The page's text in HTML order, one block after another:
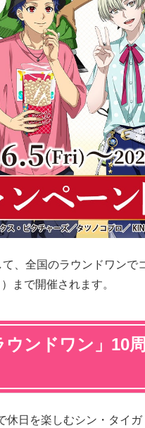
て、全国のラウンドワンで
まで開催されます。
ウンドワン」10
日を楽しむシン・タイ